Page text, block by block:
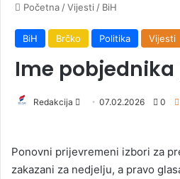
Početna /Vijesti / BiH
BiH Brčko Politika Vijesti
Ime
Redakcija
d
a
07.02.2026 0
Ponovni prijevremeni izbori za
zakazani za nedjelju, a pravo